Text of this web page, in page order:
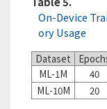
On-Device
ory Usage
Dataset
ML-1M
40
ML-10M
20